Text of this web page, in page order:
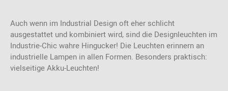
Auch wenn im Industrial Design oft eher schlicht
ausgestattet und kombiniert wird, sind die Designleuchten im
Industrie-Chic wahre Hingucker! Die Leuchten erinnern an
industrielle Lampen in allen Formen. Besonders praktisch:
vielseitige Akku-Leuchten!